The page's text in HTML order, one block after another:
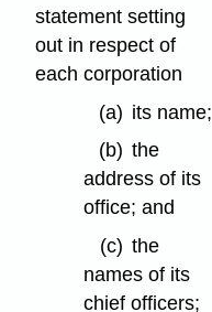
statement setting
out in respect of
each corporation
(a) its name;
(b) the
address of its
office; and
(c) the
names of its
chief officers;